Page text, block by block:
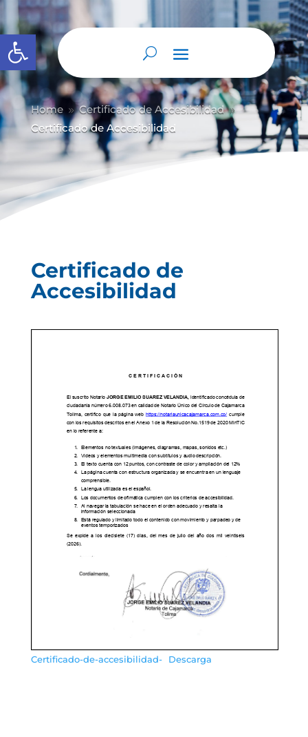
Abrir barra de herramientas
Home 9 Certificado de Accesibilidad 9
Certificado de Accesibilidad
Certificado de
Accesibilidad
Certificado-de-accesibilidad- Descarga